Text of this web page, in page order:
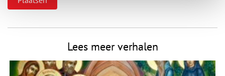
Lees meer verhalen